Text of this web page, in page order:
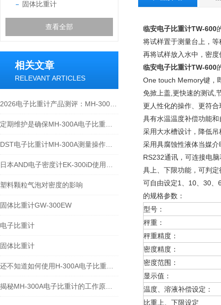
固体比重计
查看全部
相关文章
RELEVANT ARTICLES
塑料颗粒气泡对密度的影响
固体比重计GW-300EW
电子比重计
固体比重计
临安电子比重计TW-600
将试样置于测量台上，
再将试样放入水中，密
临安电子比重计TW-600
One touch Memory键，
免掀上盖,更快速的测试,
更人性化的操作、更符
具有水温温度补偿功能
采用大水槽设计，降低
采用具腐蚀性液体当媒
RS232通讯，可连接电
具上、下限功能，可判
可自由设定1、10、30、
的规格参数：
型号：
秤重：
秤重精度：
密度精度：
密度范围：
显示值：
温度、溶液补偿设定：
比重上、下限设定